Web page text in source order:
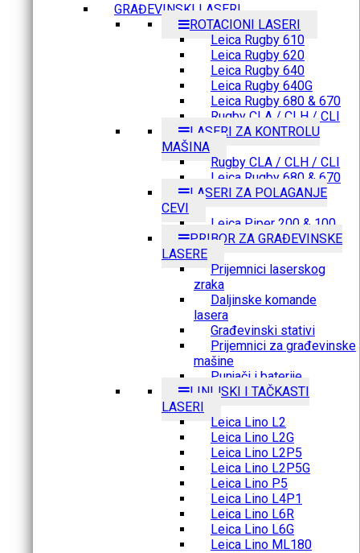
GRAĐEVINSKI LASERI
ROTACIONI LASERI
Leica Rugby 610
Leica Rugby 620
Leica Rugby 640
Leica Rugby 640G
Leica Rugby 680 & 670
Rugby CLA / CLH / CLI
LASERI ZA KONTROLU
MAŠINA
Rugby CLA / CLH / CLI
Leica Rugby 680 & 670
LASERI ZA POLAGANJE
CEVI
Leica Piper 200 & 100
PRIBOR ZA GRAĐEVINSKE
LASERE
Prijemnici laserskog
zraka
Daljinske komande
lasera
Građevinski stativi
Prijemnici za građevinske
mašine
Punjači i baterije
LINIJSKI I TAČKASTI
LASERI
Leica Lino L2
Leica Lino L2G
Leica Lino L2P5
Leica Lino L2P5G
Leica Lino P5
Leica Lino L4P1
Leica Lino L6R
Leica Lino L6G
Leica Lino ML180